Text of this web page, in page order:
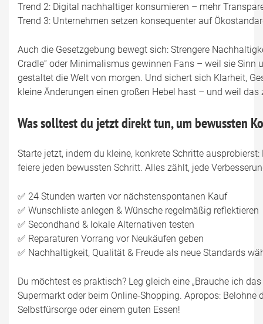
Trend 2: Digital nachhaltiger konsumieren – mehr
Trend 3: Unternehmen setzen konsequenter auf
Auch die Gesetzgebung bewegt sich: Strengere
Cradle“ oder Minimalismus gewinnen Fans – weil sie Sinn
gestaltet die Welt von morgen. Und sichert sich Klarheit,
kleine Änderungen einen großen Hebel hast – und weil
Was solltest du jetzt direkt tun, um bewussten
Starte jetzt, indem du kleine, konkrete Schritte
feiere jeden bewussten Schritt. Alles zählt, jede
✅ 24 Stunden warten vor nächstenspontanen Kauf
✅ Wunschliste anlegen & Wünsche regelmäßig reflektieren
✅ Secondhand & lokale Alternativen testen
✅ Reparaturen Vorrang vor Neukäufen geben
✅ Nachhaltigkeit, Qualität & Freude als neue Standards
Du möchtest es praktisch? Leg gleich eine „Brauche ich
Supermarkt oder beim Online-Shopping. Apropos:
Selbstfürsorge oder einem guten Essen!